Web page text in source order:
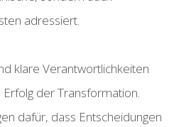
adressiert.
klare Verantwortlichkeiten
der Transformation.
dafür, dass Entscheidungen